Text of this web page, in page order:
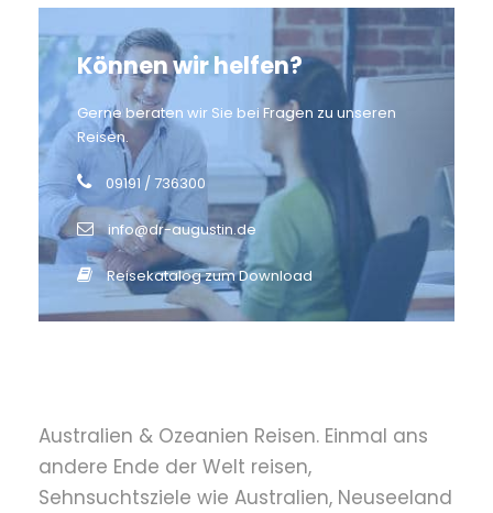
Können wir helfen?
Gerne beraten wir Sie bei Fragen zu unseren
Reisen.
09191 / 736300
info@dr-augustin.de
Reisekatalog zum Download
Australien & Ozeanien Reisen. Einmal ans
andere Ende der Welt reisen,
Sehnsuchtsziele wie Australien, Neuseeland